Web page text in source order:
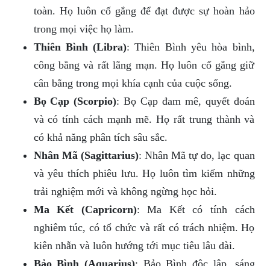
toàn. Họ luôn cố gắng để đạt được sự hoàn hảo
trong mọi việc họ làm.
Thiên Bình (Libra): Thiên Bình yêu hòa bình,
công bằng và rất lãng mạn. Họ luôn cố gắng giữ
cân bằng trong mọi khía cạnh của cuộc sống.
Bọ Cạp (Scorpio): Bọ Cạp đam mê, quyết đoán
và có tính cách mạnh mẽ. Họ rất trung thành và
có khả năng phân tích sâu sắc.
Nhân Mã (Sagittarius): Nhân Mã tự do, lạc quan
và yêu thích phiêu lưu. Họ luôn tìm kiếm những
trải nghiệm mới và không ngừng học hỏi.
Ma Kết (Capricorn): Ma Kết có tính cách
nghiêm túc, có tổ chức và rất có trách nhiệm. Họ
kiên nhẫn và luôn hướng tới mục tiêu lâu dài.